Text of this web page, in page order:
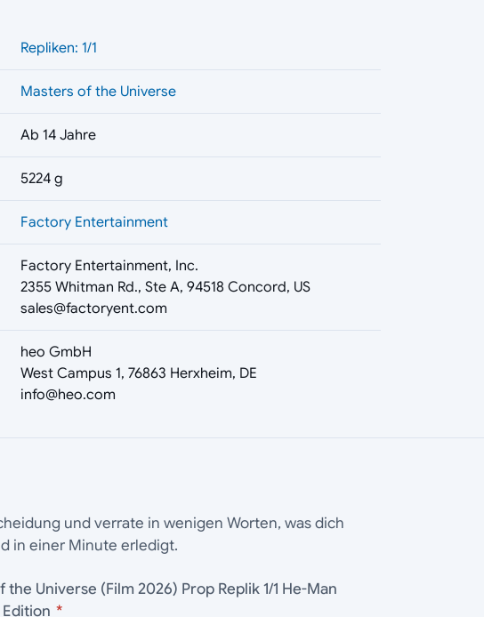
Repliken: 1/1
Masters of the Universe
Ab 14 Jahre
5224 g
Factory Entertainment
Factory Entertainment, Inc.
2355 Whitman Rd., Ste A, 94518 Concord, US
sales@factoryent.com
heo GmbH
West Campus 1, 76863 Herxheim, DE
info@heo.com
und verrate in wenigen Worten, was dich
in einer Minute erledigt.
*